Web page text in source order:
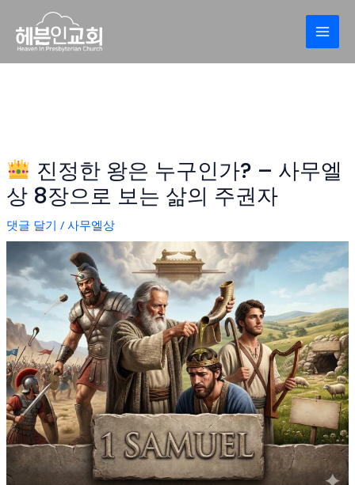
로
진정한 왕은 누구인가? – 사무엘
상 8장으로 보는 삶의 주권자
댓글 달기 / 사무엘상
Post
navigation